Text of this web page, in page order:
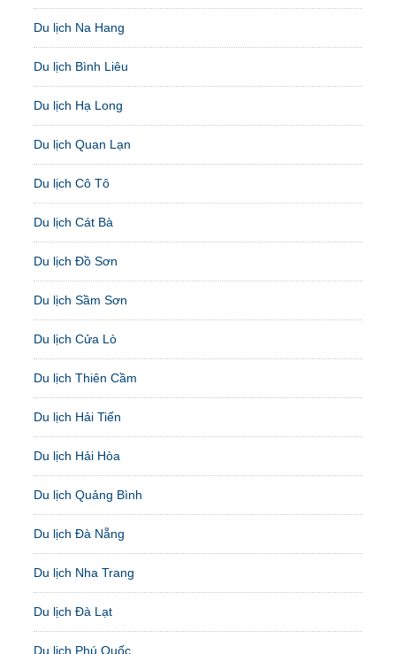
Du lịch Na Hang
Du lịch Bình Liêu
Du lịch Hạ Long
Du lịch Quan Lạn
Du lịch Cô Tô
Du lịch Cát Bà
Du lịch Đồ Sơn
Du lịch Sầm Sơn
Du lịch Cửa Lò
Du lịch Thiên Cầm
Du lịch Hải Tiến
Du lịch Hải Hòa
Du lịch Quảng Bình
Du lịch Đà Nẵng
Du lịch Nha Trang
Du lịch Đà Lạt
Du lịch Phú Quốc